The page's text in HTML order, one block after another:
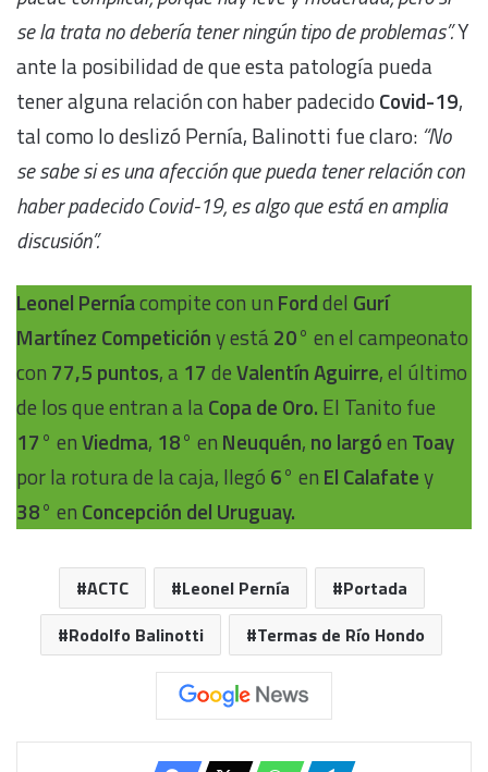
se la trata no debería tener ningún tipo de problemas”.Y
ante la posibilidad de que esta patología pueda
tener alguna relación con haber padecido Covid-19,
tal como lo deslizó Pernía, Balinotti fue claro: “No
se sabe si es una afección que pueda tener relación con
haber padecido Covid-19, es algo que está en amplia
discusión”.
Leonel Perníacompite con un Forddel Gurí
Martínez Competicióny está 20° en el campeonato
con 77,5 puntos, a 17 deValentín Aguirre, el último
de los que entran a la Copa de Oro. El Tanito fue
17° enViedma, 18° en Neuquén, no largóen Toay
por la rotura de la caja, llegó 6° en El Calafatey
38° en Concepción del Uruguay.
ACTC Leonel Pernía
Portada
Rodolfo Balinotti
Termas de Río Hondo